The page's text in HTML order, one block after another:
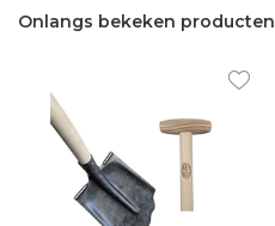
Onlangs bekeken producten